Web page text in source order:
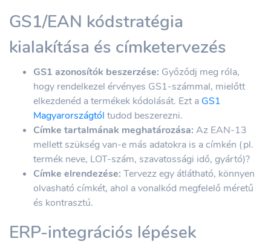
GS1/EAN kódstratégia
kialakítása és címketervezés
GS1 azonosítók beszerzése: Győződj meg róla,
hogy rendelkezel érvényes GS1-számmal, mielőtt
elkezdenéd a termékek kódolását. Ezt a GS1
Magyarországtól tudod beszerezni.
Címke tartalmának meghatározása: Az EAN-13
mellett szükség van-e más adatokra is a címkén (pl.
termék neve, LOT-szám, szavatossági idő, gyártó)?
Címke elrendezése: Tervezz egy átlátható, könnyen
olvasható címkét, ahol a vonalkód megfelelő méretű
és kontrasztú.
ERP-integrációs lépések